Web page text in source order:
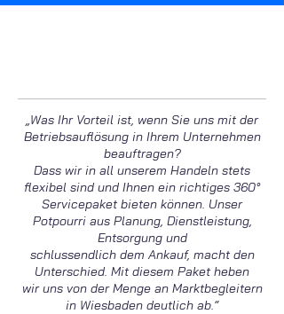
„Was Ihr Vorteil ist, wenn Sie uns mit der
Betriebsauflösung in Ihrem Unternehmen
beauftragen?
Dass wir in all unserem Handeln stets
flexibel sind und Ihnen ein richtiges 360°
Servicepaket bieten können. Unser
Potpourri aus Planung, Dienstleistung,
Entsorgung und
schlussendlich dem Ankauf, macht den
Unterschied. Mit diesem Paket heben
wir uns von der Menge an Marktbegleitern
in Wiesbaden deutlich ab.“